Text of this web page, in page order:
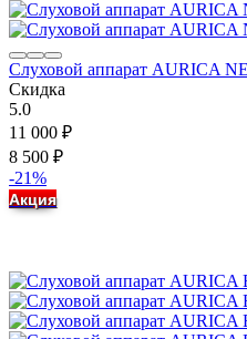
Слуховой аппарат AURICA
Скидка
5.0
11 000 ₽
8 500 ₽
-21%
Акция